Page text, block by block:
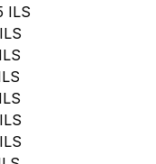
ILS
ILS
ILS
ILS
ILS
ILS